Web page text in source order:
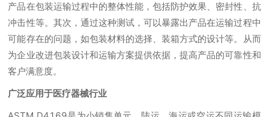
产品在包装运输过程中的整体性能，包括防护效果、密封性、抗
冲击性等。其次，通过这种测试，可以暴露出产品在运输过程中
可能存在的问题，如包装材料的选择、装箱方式的设计等。从而
为企业改进包装设计和运输方案提供依据，提高产品的可靠性和
客户满意度。
广泛应用于医疗器械行业